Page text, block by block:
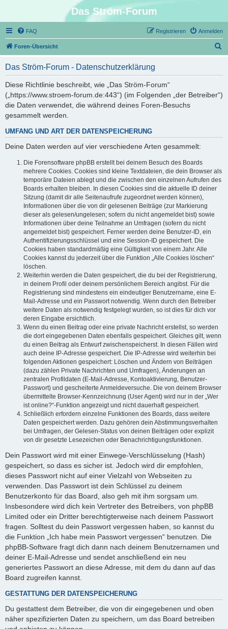
Das Ström-Forum
FAQ Anmelden
Registrieren
Foren-Übersicht
Das Ström-Forum - Datenschutzerklärung
Diese Richtlinie beschreibt, wie „Das Ström-Forum“
(„https://www.stroem-forum.de:443“) (im Folgenden „der Betreiber“)
die Daten verwendet, die während deines Foren-Besuchs
gesammelt werden.
UMFANG UND ART DER DATENSPEICHERUNG
Deine Daten werden auf vier verschiedene Arten gesammelt:
Die Forensoftware phpBB erstellt bei deinem Besuch des Boards
mehrere Cookies. Cookies sind kleine Textdateien, die dein Browser als
temporäre Dateien ablegt und die zwischen den einzelnen Aufrufen des
Boards erhalten bleiben. In diesen Cookies sind die aktuelle ID deiner
Sitzung (damit dir alle Seitenaufrufe zugeordnet werden können),
Informationen über die von dir gelesenen Beiträge (zur Markierung
dieser als gelesen/ungelesen; sofern du nicht angemeldet bist) sowie
Informationen über deine Teilnahme an Umfragen (sofern du nicht
angemeldet bist) gespeichert. Ferner werden deine Benutzer-ID, ein
Authentifizierungsschlüssel und eine Session-ID gespeichert. Die
Cookies haben standardmäßig eine Gültigkeit von einem Jahr. Alle
Cookies kannst du jederzeit über die Funktion „Alle Cookies löschen“
löschen.
Weiterhin werden die Daten gespeichert, die du bei der Registrierung,
in deinem Profil oder deinem persönlichem Bereich angibst. Für die
Registrierung sind mindestens ein eindeutiger Benutzername, eine E-
Mail-Adresse und ein Passwort notwendig. Wenn durch den Betreiber
weitere Daten als notwendig festgelegt wurden, so ist dies für dich vor
deren Eingabe ersichtlich.
Wenn du einen Beitrag oder eine private Nachricht erstellst, so werden
die dort eingegebenen Daten ebenfalls gespeichert. Gleiches gilt, wenn
du einen Beitrag als Entwurf zwischenspeicherst. In diesen Fällen wird
auch deine IP-Adresse gespeichert. Die IP-Adresse wird weiterhin bei
folgenden Aktionen gespeichert: Löschen und Ändern von Beiträgen
(dazu zählen Private Nachrichten und Umfragen), Änderungen an
zentralen Profildaten (E-Mail-Adresse, Kontoaktivierung, Benutzer-
Passwort) und gescheiterte Anmeldeversuche. Die von deinem Browser
übermittelte Browser-Kennzeichnung (User Agent) wird nur in der „Wer
ist online?“-Funktion angezeigt und nicht dauerhaft gespeichert.
Schließlich erfordern einzelne Funktionen des Boards, dass weitere
Daten gespeichert werden. Dazu gehören dein Abstimmungsverhalten
bei Umfragen, der Gelesen-Status von deinen Beiträgen oder explizit
von dir gesetzte Lesezeichen oder Benachrichtigungsfunktionen.
Dein Passwort wird mit einer Einwege-Verschlüsselung (Hash)
gespeichert, so dass es sicher ist. Jedoch wird dir empfohlen,
dieses Passwort nicht auf einer Vielzahl von Webseiten zu
verwenden. Das Passwort ist dein Schlüssel zu deinem
Benutzerkonto für das Board, also geh mit ihm sorgsam um.
Insbesondere wird dich kein Vertreter des Betreibers, von phpBB
Limited oder ein Dritter berechtigterweise nach deinem Passwort
fragen. Solltest du dein Passwort vergessen haben, so kannst du
die Funktion „Ich habe mein Passwort vergessen“ benutzen. Die
phpBB-Software fragt dich dann nach deinem Benutzernamen und
deiner E-Mail-Adresse und sendet anschließend ein neu
generiertes Passwort an diese Adresse, mit dem du dann auf das
Board zugreifen kannst.
GESTATTUNG DER DATENSPEICHERUNG
Du gestattest dem Betreiber, die von dir eingegebenen und oben
näher spezifizierten Daten zu speichern, um das Board betreiben